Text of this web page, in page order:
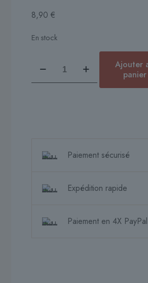
8,90€
En stock
Palette
couleur
Paint
Ajouter
panier
Paiement sécurisé
Expédition rapide
Paiement en 4X PayPal